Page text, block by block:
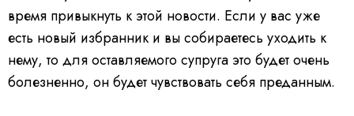
время привыкнуть к этой новости. Если у вас уже
есть новый избранник и вы собираетесь уходить к
нему, то для оставляемого супруга это будет очень
болезненно, он будет чувствовать себя преданным.